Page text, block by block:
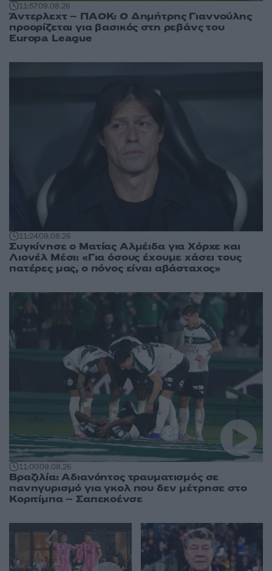
11:5709.08.26
Άντερλεχτ – ΠΑΟΚ: Ο Δημήτρης Γιαννούλης
προορίζεται για βασικός στη ρεβάνς του
Europa League
11:2409.08.26
Συγκίνησε ο Ματίας Αλμέιδα για Χόρχε και
Λιονέλ Μέσι: «Για όσους έχουμε χάσει τους
πατέρες μας, ο πόνος είναι αβάσταχος»
11:0009.08.26
Βραζιλία: Αδιανόητος τραυματισμός σε
πανηγυρισμό για γκολ που δεν μέτρησε στο
Κοριτίμπα – Σαπεκοένσε